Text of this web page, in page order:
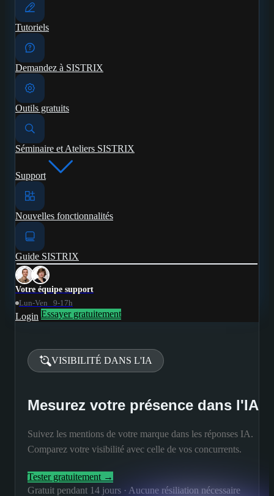
Tutoriels
Demandez à SISTRIX
Outils gratuits
Séminaire et Ateliers SISTRIX
Support
Nouvelles fonctionnalités
Guide SISTRIX
Votre équipe support
Lun-Ven 9-17h
Login Essayer gratuitement
VISIBILITÉ DANS L'IA
Mesurez votre présence dans l'IA
Suivez les mentions de votre marque dans les réponses IA.
Comparez votre visibilité avec celle de vos concurrents.
Tester gratuitement →
Gratuit pendant 14 jours · Aucune résiliation nécessaire